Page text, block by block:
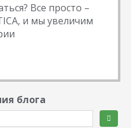
Все просто –
и мы увеличим
блога